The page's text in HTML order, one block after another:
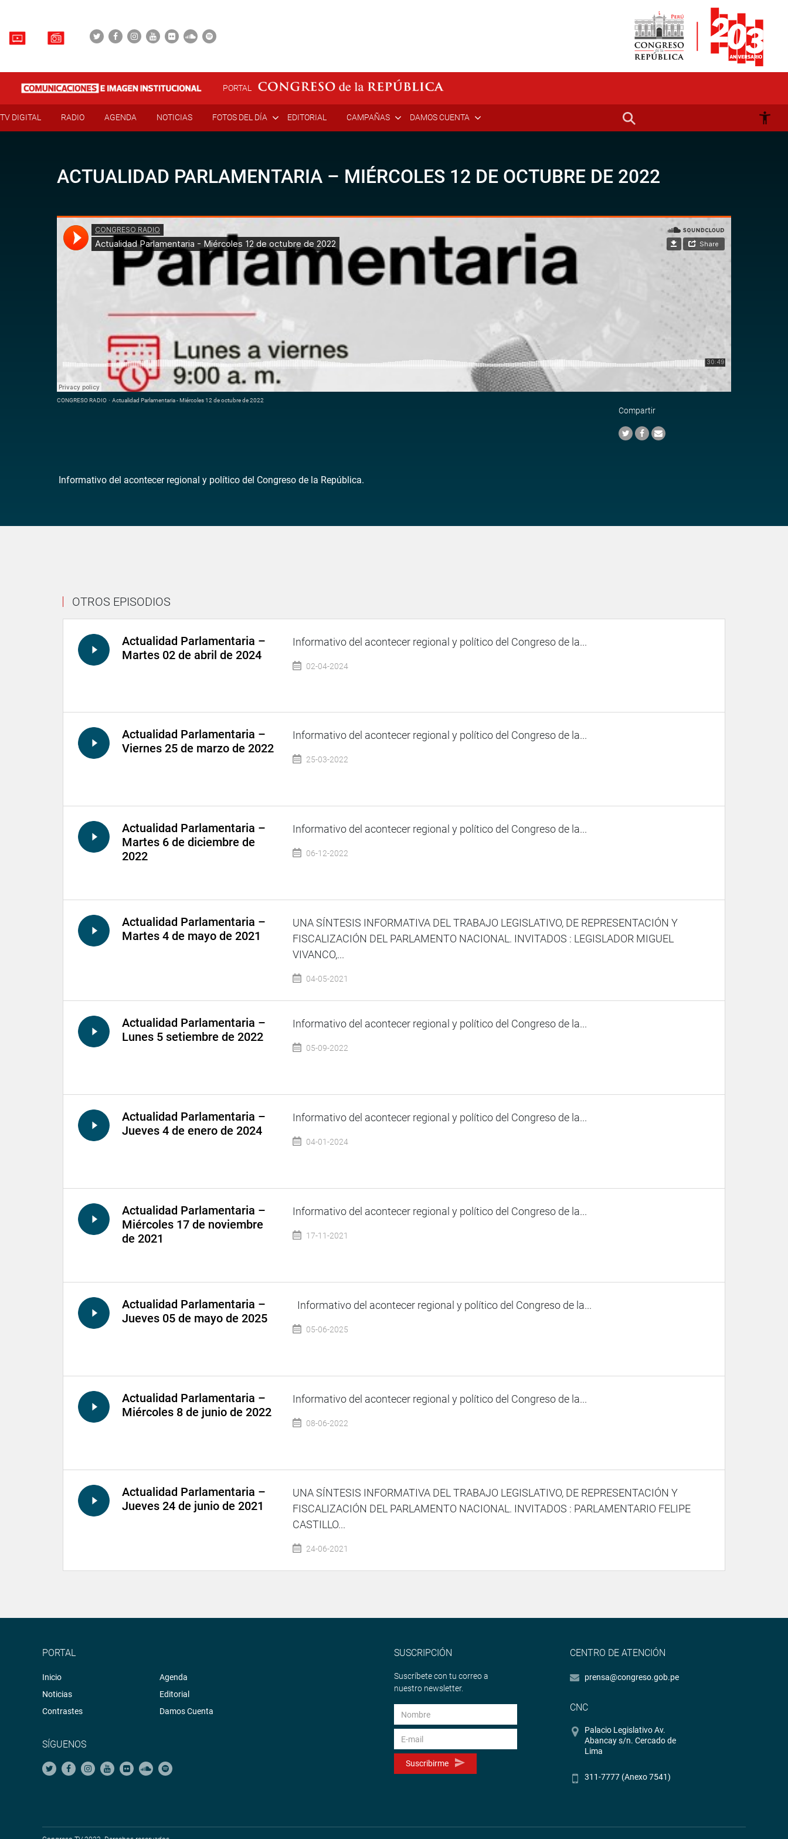
PORTAL
TV DIGITAL RADIO AGENDA NOTICIAS FOTOS DEL DÍA EDITORIAL CAMPAÑAS DAMOS CUENTA
ACTUALIDAD PARLAMENTARIA – MIÉRCOLES 12 DE OCTUBRE DE 2022
CONGRESO RADIO · Actualidad Parlamentaria - Miércoles 12 de octubre de 2022
Compartir
Informativo del acontecer regional y político del Congreso de la República.
OTROS EPISODIOS
Actualidad Parlamentaria –
Martes 02 de abril de 2024
Informativo del acontecer regional y político del Congreso de la...
02-04-2024
Actualidad Parlamentaria –
Viernes 25 de marzo de 2022
Informativo del acontecer regional y político del Congreso de la...
25-03-2022
Actualidad Parlamentaria –
Martes 6 de diciembre de
2022
Informativo del acontecer regional y político del Congreso de la...
06-12-2022
Actualidad Parlamentaria –
Martes 4 de mayo de 2021
UNA SÍNTESIS INFORMATIVA DEL TRABAJO LEGISLATIVO, DE REPRESENTACIÓN Y
FISCALIZACIÓN DEL PARLAMENTO NACIONAL. INVITADOS : LEGISLADOR MIGUEL
VIVANCO,...
04-05-2021
Actualidad Parlamentaria –
Lunes 5 setiembre de 2022
Informativo del acontecer regional y político del Congreso de la...
05-09-2022
Actualidad Parlamentaria –
Jueves 4 de enero de 2024
Informativo del acontecer regional y político del Congreso de la...
04-01-2024
Actualidad Parlamentaria –
Miércoles 17 de noviembre
de 2021
Informativo del acontecer regional y político del Congreso de la...
17-11-2021
Actualidad Parlamentaria –
Jueves 05 de mayo de 2025
Informativo del acontecer regional y político del Congreso de la...
05-06-2025
Actualidad Parlamentaria –
Miércoles 8 de junio de 2022
Informativo del acontecer regional y político del Congreso de la...
08-06-2022
Actualidad Parlamentaria –
Jueves 24 de junio de 2021
UNA SÍNTESIS INFORMATIVA DEL TRABAJO LEGISLATIVO, DE REPRESENTACIÓN Y
FISCALIZACIÓN DEL PARLAMENTO NACIONAL. INVITADOS : PARLAMENTARIO FELIPE
CASTILLO...
24-06-2021
PORTAL
Inicio
Noticias
Contrastes
Agenda
Editorial
Damos Cuenta
SÍGUENOS
SUSCRIPCIÓN
Suscríbete con tu correo a
nuestro newsletter.
Suscribirme
CENTRO DE ATENCIÓN
prensa@congreso.gob.pe
CNC
Palacio Legislativo Av.
Abancay s/n. Cercado de
Lima
311-7777 (Anexo 7541)